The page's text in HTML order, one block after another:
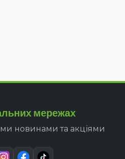
мережах
новинами та акціями